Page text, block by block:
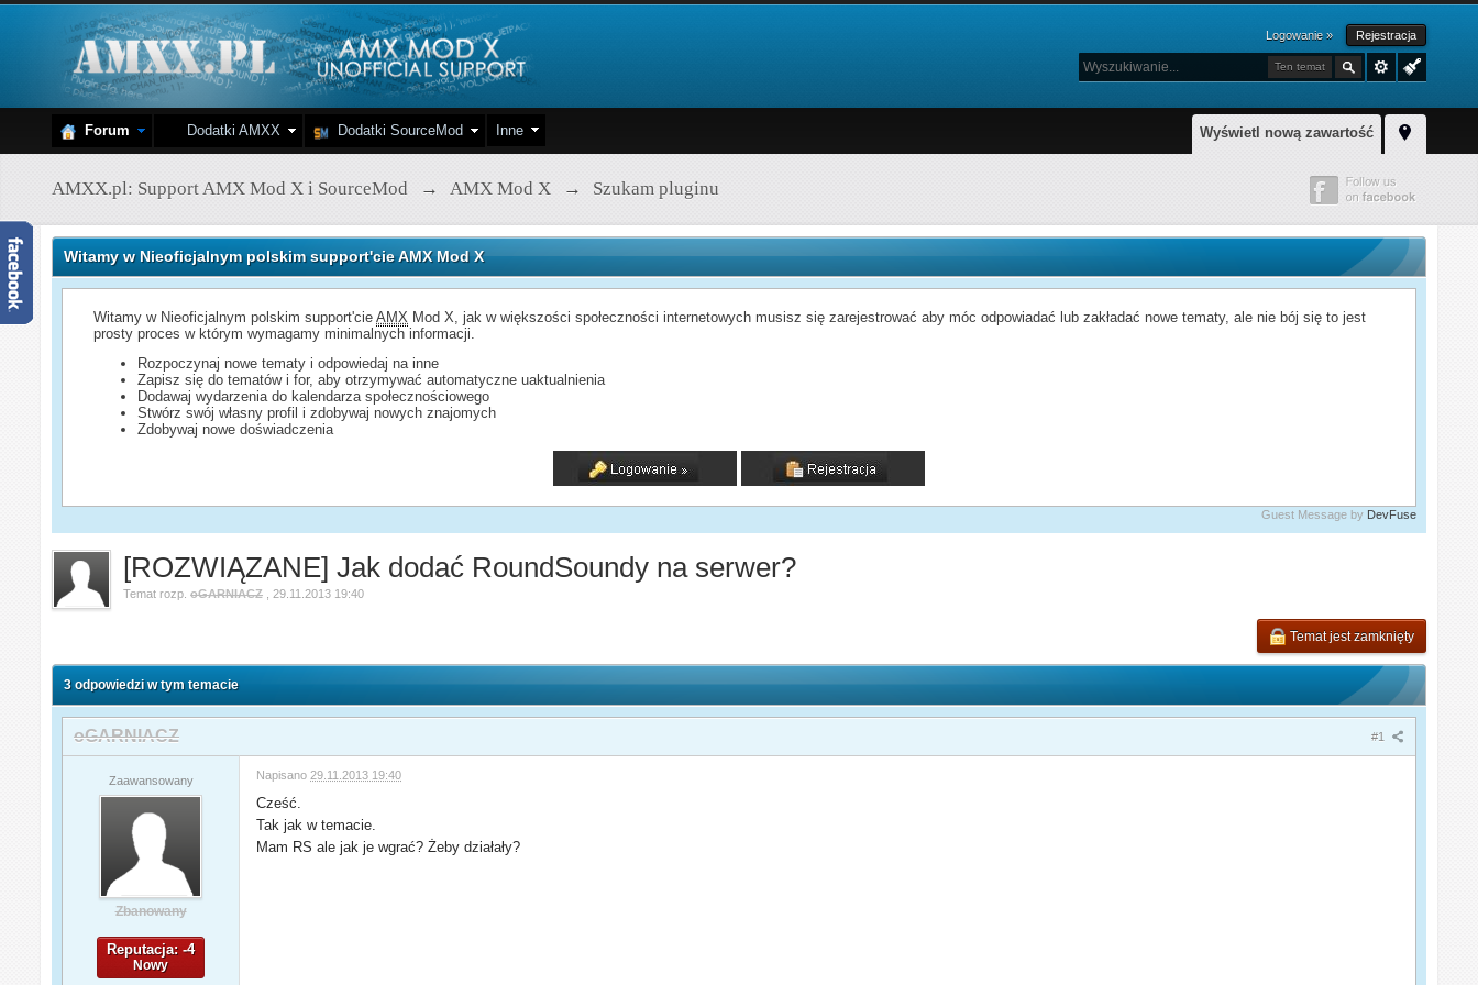
Logowanie » Rejestracja
Ten temat
Wyświetl nową zawartość
Forum Dodatki AMXX Dodatki SourceMod Inne
AMXX.pl: Support AMX Mod X i SourceMod → AMX Mod X → Szukam pluginu
Witamy w Nieoficjalnym polskim support'cie AMX Mod X
Witamy w Nieoficjalnym polskim support'cieAMX Mod X, jak w większości społeczności internetowych musisz się zarejestrować aby móc odpowiadać lub zakładać nowe tematy, ale nie bój się to jest
prosty proces w którym wymagamy minimalnych informacji.
Rozpoczynaj nowe tematy i odpowiedaj na inne
Zapisz się do tematów i for, aby otrzymywać automatyczne uaktualnienia
Dodawaj wydarzenia do kalendarza społecznościowego
Stwórz swój własny profil i zdobywaj nowych znajomych
Zdobywaj nowe doświadczenia
Guest Message by DevFuse
[ROZWIĄZANE] Jak dodać RoundSoundy na serwer?
Temat rozp.oGARNIACZ 29.11.2013 19:40
Temat jest zamknięty
3 odpowiedzi w tym temacie
#1
oGARNIACZ
Zaawansowany
Zbanowany
Reputacja: -4
Nowy
Napisano 29.11.2013 19:40
Cześć.
Tak jak w temacie.
Mam RS ale jak je wgrać? Żeby działały?